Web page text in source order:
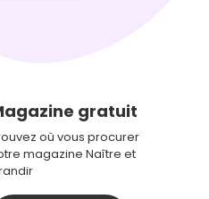
gratuit
où vous procurer
magazine Naître et